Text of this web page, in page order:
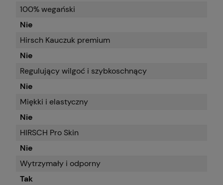
100% wegański
Nie
Hirsch Kauczuk premium
Nie
Regulujący wilgoć i szybkoschnący
Nie
Miękki i elastyczny
Nie
HIRSCH Pro Skin
Nie
Wytrzymały i odporny
Tak